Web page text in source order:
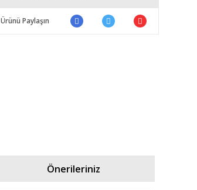
Ürünü Paylaşın
Önerileriniz